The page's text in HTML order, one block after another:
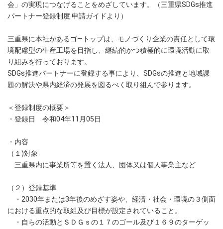
会」の実現につなげることをめざしています。（三重県SDGs推進
パートナー登録制度 申請ガイドより）
三重県に本社があるゴ―トップは、モノづくり企業の責任として環
境配慮型の生産工場を目指し、継続的かつ積極的に環境活動に取
り組みを行っております。
SDGs推進パートナーに登録する事により、SDGsの推進と地域課
題の解決や県内経済の発展を図るべく取り組んで参ります。
＜登録制度の概要＞
・登録日 令和04年11月05日
・内容
（１)対象
三重県内に事業所等を置く法人、団体又は個人事業主など
（２）登録基準
・2030年または3年後のめざす姿や、経済・社会・環境の３側面
における重点的な取組及び目標が設定されていること。
・自らの活動とＳＤＧｓの１７のゴール及び１６９のターゲッ